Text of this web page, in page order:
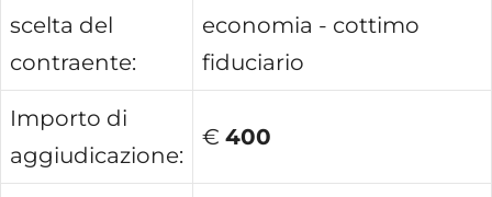
scelta del
contraente:
economia - cottimo
fiduciario
Importo di
aggiudicazione:
€ 400